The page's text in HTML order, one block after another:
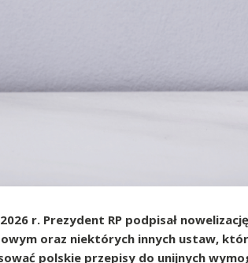
r. Prezydent RP podpisał
oraz niektórych innych ustaw,
polskie przepisy do unijnych